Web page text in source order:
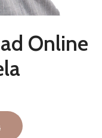
Online